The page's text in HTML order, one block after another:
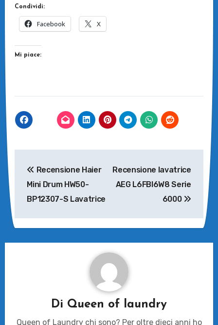
Condividi:
Facebook X
Mi piace:
articoli
Recensione Haier
Mini Drum HW50-
BP12307-S Lavatrice
Recensione lavatrice
AEG L6FBI6W8 Serie
6000
Di Queen of laundry
Queen of Laundry chi sono? Per oltre dieci anni ho